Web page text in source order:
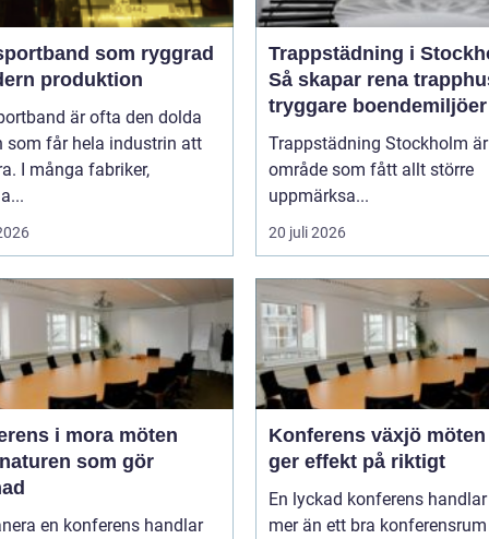
som ryggrad
produktion
är ofta den dolda
som får hela industrin att
I många fabriker,
Trappstädning i
Så skapar rena
tryggare boendemiljöer
Trappstädning Stockholm
område som fått allt större
uppmärksa...
20 juli 2026
i mora möten
som gör
en konferens handlar
Konferens växjö möten som
ger effekt på riktigt
En lyckad konferens
mer än ett bra